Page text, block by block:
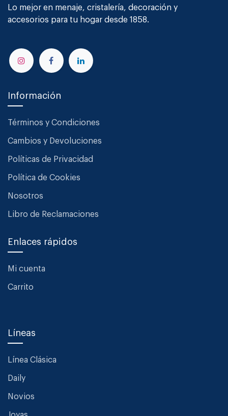
Lo mejor en menaje, cristalería, decoración y
accesorios para tu hogar desde 1858.
Información
Términos y Condiciones
Cambios y Devoluciones
Políticas de Privacidad
Política de Cookies
Nosotros
Libro de Reclamaciones
Enlaces rápidos
Mi cuenta
Carrito
Líneas
Línea Clásica
Daily
Novios